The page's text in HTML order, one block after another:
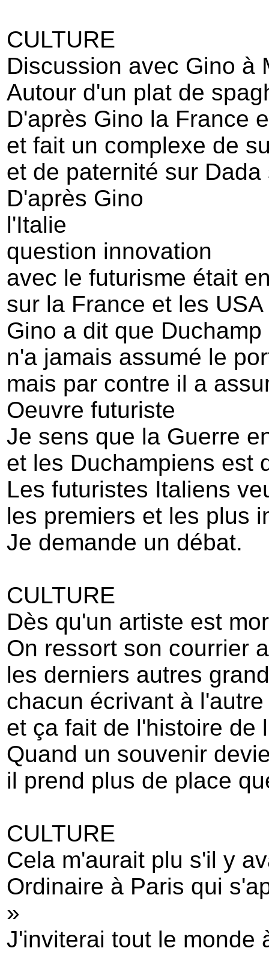
CULTURE
Discussion avec Gino à
Autour d'un plat de
D'après Gino la France
et fait un complexe de
et de paternité sur
D'après Gino
l'Italie
question innovation
avec le futurisme était
sur la France et les USA
Gino a dit que Duchamp
n'a jamais assumé le
mais par contre il a
Oeuvre futuriste
Je sens que la Guerre
et les Duchampiens est
Les futuristes Italiens
les premiers et les plus
Je demande un débat.
CULTURE
Dès qu'un artiste est
On ressort son courrier
les derniers autres
chacun écrivant à l'autre
et ça fait de l'histoire de
Quand un souvenir
il prend plus de place
CULTURE
Cela m'aurait plu s'il y
Ordinaire à Paris qui
»
J'inviterai tout le monde